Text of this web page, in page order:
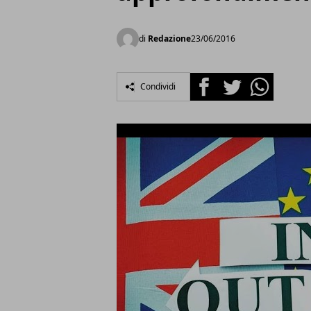
di Redazione23/06/2016
Condividi FacebookTwitterWhatsapp